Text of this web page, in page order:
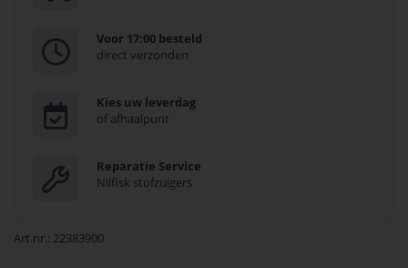
Voor 17:00 besteld
direct verzonden
Kies uw leverdag
of afhaalpunt
Reparatie Service
Nilfisk stofzuigers
Art.nr. 22383900